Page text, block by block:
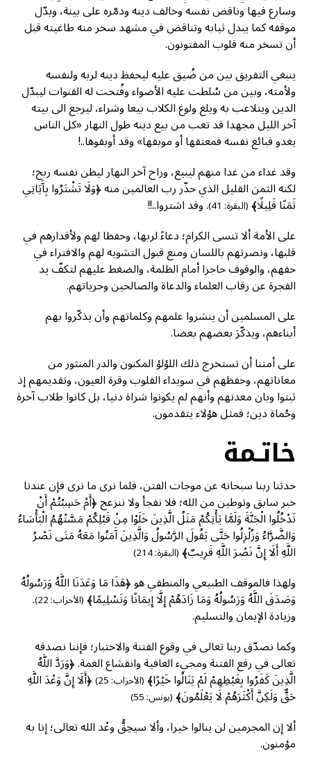
وسارع فيها وناقض نفسه وخالف دينه ودمّره على بينة، وبدّل
موقفه كما يبدل ثيابه وتناقض في مشهد سخر منه طاغيته قبل
أن تسخر منه قلوب المفتونون.
ينبغي التفريق بين من ضُيق عليه ليحفظ دينه لربه ولنفسه
ولأمته، وبين من سُلطت عليه الأضواء وفُتحت له القنوات ليبدّل
الدين ويتلاعب به ويلغ ولوغ الكلاب بيعا وشراء، ليرجع الى بيته
آخر الليل مجهدا قد تعب من بيع دينه طول النهار «كل الناس
يغدو فبائع نفسه فمعتقها أو موبقها» وقد أوبقوها..!
وقد غداء من غدا منهم ليبيع، وراح آخر النهار ليظن نفسه ربح؛
لكنه الثمن القليل الذي حذّر رب العالمين منه ﴿وَلَا تَشْتَرُوا بِآَيَاتِي
ثَمَنًا قَلِيلًا﴾(البقرة: 41)
. وقد اشتروا..!!
على الأمة ألا تنسى الكرام؛ دعاءً لربها، وحفظا لهم ولأقدارهم في
قلبها، ونصرتهم باللسان ومنع قبول التشويه لهم والافتراء في
حقهم، والوقوف حاجزا أمام الظلمة، والضغط عليهم لتكفّ يد
الفجرة عن رقاب العلماء والدعاة والصالحين وحرياتهم.
على المسلمين أن ينشروا علمهم وكلماتهم وأن يذكّروا بهم
أبناءهم، ويذكّرَ بعضهم بعضا.
على أمتنا أن تستخرج ذلك اللؤلؤ المكنون والدر المنثور من
معاناتهم، وحفظهم في سويداء القلوب وقرة العيون، وتقديمهم إذ
ثبتوا وبان معدنهم وأنهم لم يكونوا شراة دنيا، بل كانوا طلاب آخرة
وحُماة دين؛ فمثل هؤلاء يتقدمون.
خاتـمة
حدثنا ربنا سبحانه عن موجات الفتن، فلما نرى ما نرى فإن عندنا
خبر سابق وتوطين من الله؛ فلا نفجأ ولا ننزعج ﴿أَمْ حَسِبْتُمْ أَنْ
تَدْخُلُوا الْجَنَّةَ وَلَمَّا يَأْتِكُمْ مَثَلُ الَّذِينَ خَلَوْا مِنْ قَبْلِكُمْ مَسَّتْهُمُ الْبَأْسَاءُ
وَالضَّرَّاءُ وَزُلْزِلُوا حَتَّى يَقُولَ الرَّسُولُ وَالَّذِينَ آَمَنُوا مَعَهُ مَتَى نَصْرُ
اللَّهِ أَلَا إِنَّ نَصْرَ اللَّهِ قَرِيبٌ﴾(البقرة: 214)
ولهذا فالموقف الطبيعي والمنطقي هو ﴿هَذَا مَا وَعَدَنَا اللَّهُ وَرَسُولُهُ
وَصَدَقَ اللَّهُ وَرَسُولُهُ وَمَا زَادَهُمْ إِلَّا إِيمَانًا وَتَسْلِيمًا﴾(الأحزاب: 22) .
وزيادة الإيمان والتسليم.
وكما نصدّق ربنا تعالى في وقوع الفتنة والاختبار؛ فإننا نصدقه
تعالى في رفع الفتنة ومجيء العافية وانقشاع الغمة. ﴿وَرَدَّ اللَّهُ
الَّذِينَ كَفَرُوا بِغَيْظِهِمْ لَمْ يَنَالُوا خَيْرًا﴾(الأحزاب: 25) ﴿أَلَا إِنَّ وَعْدَ اللَّهِ
حَقٌّ وَلَكِنَّ أَكْثَرَهُمْ لَا يَعْلَمُونَ﴾(يونس: 55)
ألا إن المجرمين لن ينالوا خيرا، وألا سيحِقُّ وعْد الله تعالى؛ إنا به
مؤمنون.